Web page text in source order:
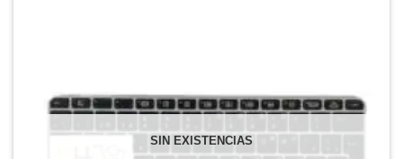
SIN EXISTENCIAS